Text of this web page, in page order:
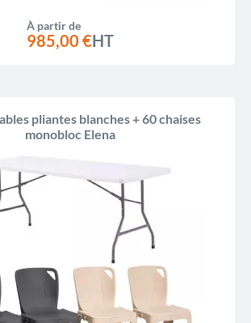
À partir de
985,00 €HT
pliantes blanches + 60 chaises
monobloc Elena